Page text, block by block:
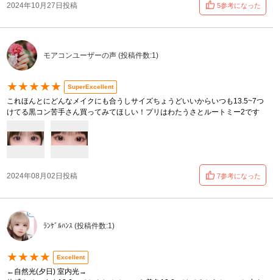
2024年10月27日投稿 5参考になった
モアコンユーザーの声 (投稿件数:1)
★★★★★ SuperExcellent
これほんとにどんなメイクにも合うしサイズちょうどいいからいつも13.5~7つ
けてる黒コン苦手さん買ってみてほしい！プリはわたうさとルートミー2です
2024年08月02日投稿 7参考になった
ﾗﾝｹﾞﾙﾊﾝｽ (投稿件数:1)
★★★★ Excellent
←自然光(夕日) 室内光→